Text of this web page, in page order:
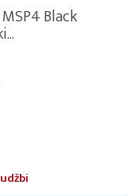
Black